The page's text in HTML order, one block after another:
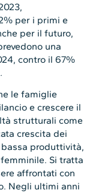
per i primi e
per il futuro,
una
contro il 67%
le famiglie
e crescere il
strutturali come
crescita dei
produttività,
Si tratta
affrontati con
Negli ultimi anni